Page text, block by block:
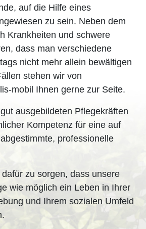
auf die Hilfe eines
zu sein. Neben dem
Krankheiten und schwere
dass man verschiedene
nicht mehr allein bewältigen
stehen wir von
mobil Ihnen gerne zur Seite.
ausgebildeten Pflegekräften
Kompetenz für eine auf
professionelle
zu sorgen, dass unsere
wie möglich ein Leben in Ihrer
und Ihrem sozialen Umfeld